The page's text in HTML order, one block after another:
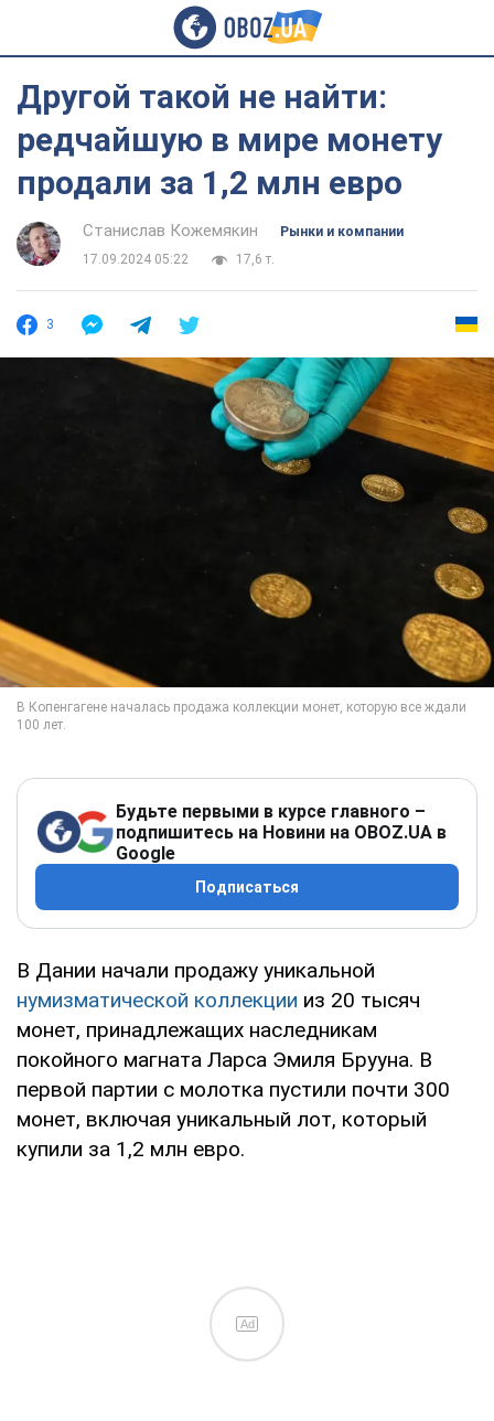
Другой такой не найти:
редчайшую в мире монету
продали за 1,2 млн евро
Станислав Кожемякин
Рынки и компании
17.09.2024 05:22
17,6 т.
3
Будьте первыми в курсе главного –
подпишитесь на Новини на OBOZ.UA в
Google
Подписаться
В Дании начали продажу уникальной
нумизматической коллекции из 20 тысяч
монет, принадлежащих наследникам
покойного магната Ларса Эмиля Брууна. В
первой партии с молотка пустили почти 300
монет, включая уникальный лот, который
купили за 1,2 млн евро.
Ad